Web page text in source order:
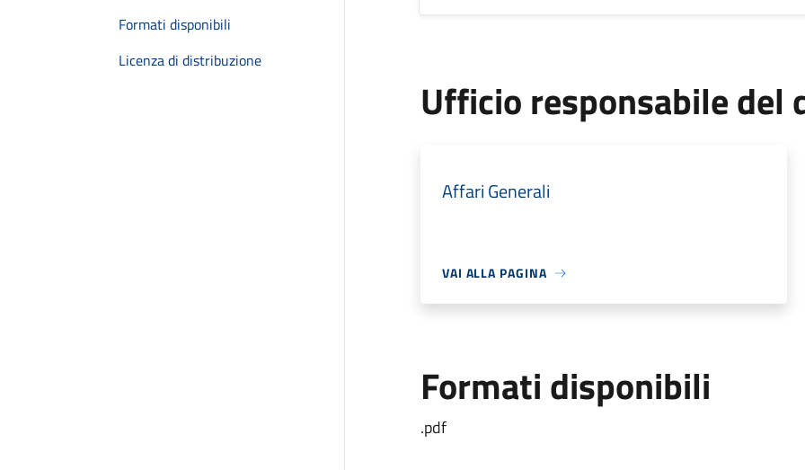
Formati disponibili
Licenza di distribuzione
Ufficio responsabile del
Affari Generali
VAI ALLA PAGINA
Formati disponibili
.pdf